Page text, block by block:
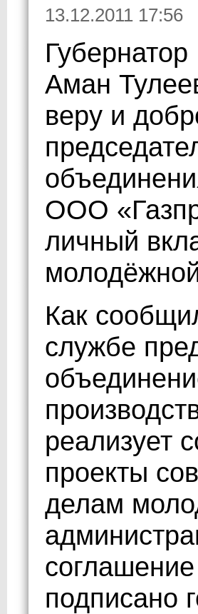
13.12.2011 17:56
Аман
веру и
ООО
личный
Как
службе
реализует
проекты
делам
подписано